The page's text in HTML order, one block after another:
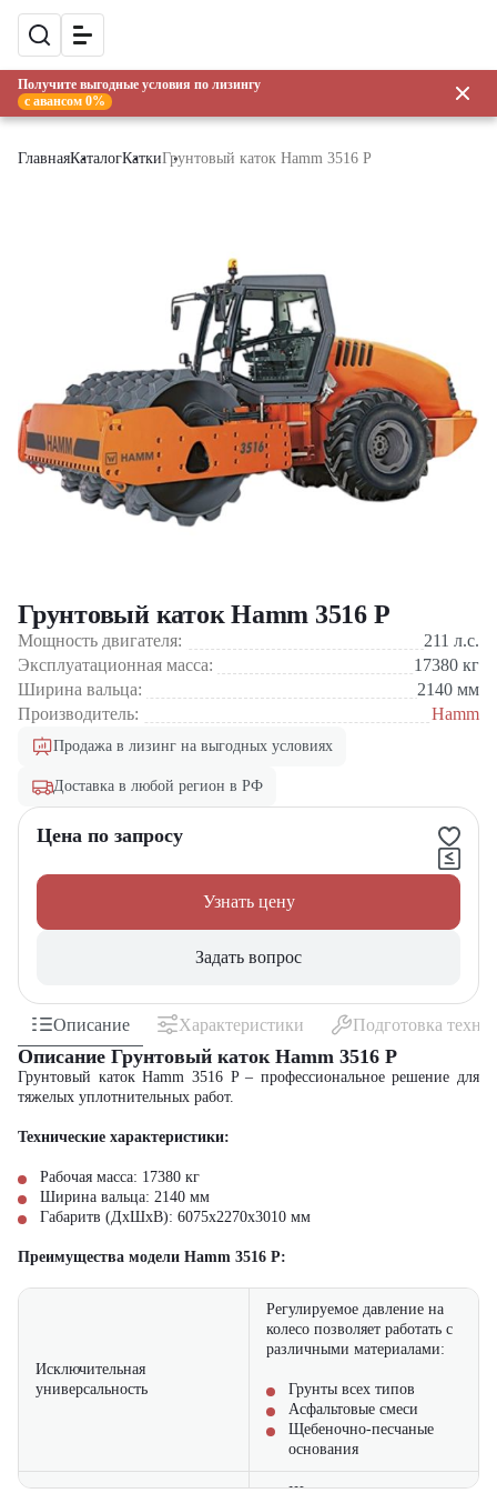
Получите выгодные условия по лизингу
с авансом 0%
ГлавнаяКаталогКаткиГрунтовый каток Hamm 3516 P
Грунтовый каток Hamm 3516 P
Мощность двигателя: 211 л.с.
Эксплуатационная масса:
17380 кг
Ширина вальца:
2140 мм
Производитель:
Hamm
Продажа в лизинг на выгодных условиях
Доставка в любой регион в РФ
Цена по запросу
Узнать цену
Задать вопрос
Описание Характеристики Подготовка
Описание Грунтовый каток Hamm 3516 P
Грунтовый каток Hamm 3516 P – профессиональное решение для
тяжелых уплотнительных работ.
Технические характеристики:
Рабочая масса: 17380 кг
Ширина вальца: 2140 мм
Габаритв (ДхШхВ): 6075х2270х3010 мм
Преимущества модели Hamm 3516 P:
Исключительная
универсальность
Регулируемое давление на
колесо позволяет работать с
различными материалами:
Грунты всех типов
Асфальтовые смеси
Щебеночно-песчаные
основания